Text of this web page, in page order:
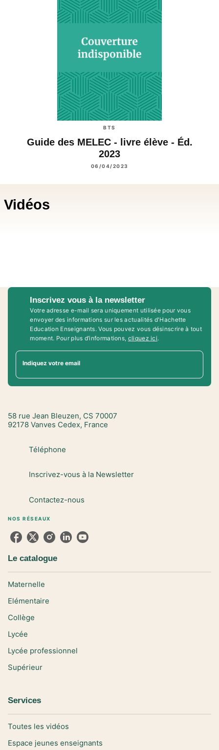
BTS
Guide des MELEC - livre élève - Éd.
2023
06/04/2023
Vidéos
Inscrivez vous à la newsletter
Votre adresse e-mail sera uniquement utilisée pour vous
envoyer des informations sur les actualités d'Hachette
Education Enseignants. Vous pouvez vous désinscrire à tout
moment. Pour plus d’informations, cliquez ici.
Indiquez votre email
58 rue Jean Bleuzen, CS 70007
92178 Vanves Cedex, France
Téléphone
Inscrivez-vous à la Newsletter
Contactez-nous
NOS RÉSEAUX
Le catalogue
Maternelle
Elémentaire
Collège
Lycée
Lycée professionnel
Supérieur
Services
Toutes les vidéos
Espace jeunes enseignants